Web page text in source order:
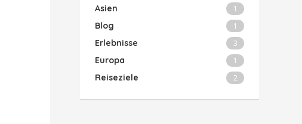
Asien 1
Blog 1
Erlebnisse 3
Europa 1
Reiseziele 2